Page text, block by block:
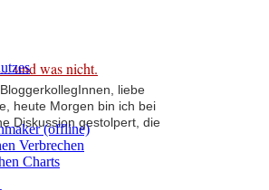
und was nicht.
liebe
heute Morgen bin ich bei
Diskussion gestolpert, die
(offline)
Verbrechen
Charts